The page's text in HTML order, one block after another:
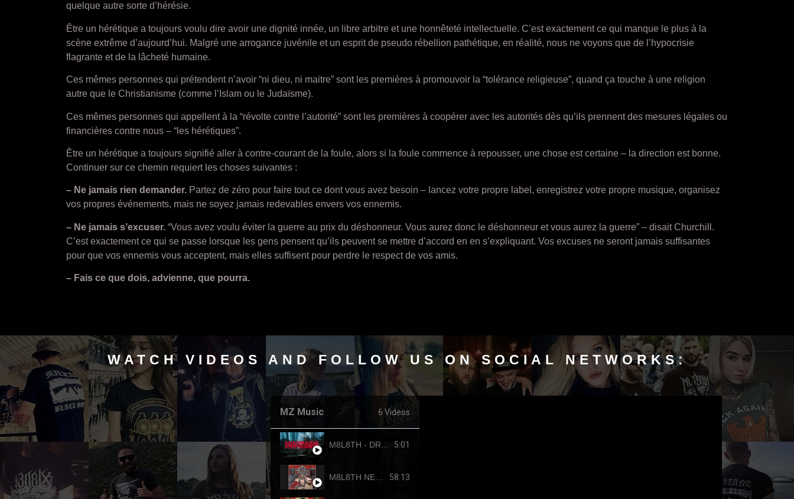
quelque autre sorte d’hérésie.
Être un hérétique a toujours voulu dire avoir une dignité innée, un libre arbitre et une honnêteté intellectuelle. C’est exactement ce qui manque le plus à la
scène extrême d’aujourd’hui. Malgré une arrogance juvénile et un esprit de pseudo rébellion pathétique, en réalité, nous ne voyons que de l’hypocrisie
flagrante et de la lâcheté humaine.
Ces mêmes personnes qui prétendent n’avoir “ni dieu, ni maitre” sont les premières à promouvoir la “tolérance religieuse”, quand ça touche à une religion
autre que le Christianisme (comme l’Islam ou le Judaïsme).
Ces mêmes personnes qui appellent à la “révolte contre l’autorité” sont les premières à coopérer avec les autorités dès qu’ils prennent des mesures légales ou
financières contre nous – “les hérétiques”.
Être un hérétique a toujours signifié aller à contre-courant de la foule, alors si la foule commence à repousser, une chose est certaine – la direction est bonne.
Continuer sur ce chemin requiert les choses suivantes :
– Ne jamais rien demander. Partez de zéro pour faire tout ce dont vous avez besoin – lancez votre propre label, enregistrez votre propre musique, organisez
vos propres événements, mais ne soyez jamais redevables envers vos ennemis.
– Ne jamais s’excuser. “Vous avez voulu éviter la guerre au prix du déshonneur. Vous aurez donc le déshonneur et vous aurez la guerre” – disait Churchill.
C’est exactement ce qui se passe lorsque les gens pensent qu’ils peuvent se mettre d’accord en en s’expliquant. Vos excuses ne seront jamais suffisantes
pour que vos ennemis vous acceptent, mais elles suffisent pour perdre le respect de vos amis.
– Fais ce que dois, advienne, que pourra.
WATCH VIDEOS AND FOLLOW US ON SOCIAL NETWORKS:
MZ Music 6 Videos
M8L8TH - DRAUMTING (official video, 2024) ENG SUB 5:01
M8L8TH NEKROKRATOR (FULL-LENGTH 2023) 58:13